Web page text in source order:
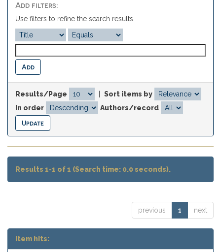
Add filters:
Use filters to refine the search results.
Results/Page
Sort items by
In order
Authors/record
Results 1-1 of 1 (Search time: 0.0 seconds).
previous 1 next
Item hits: